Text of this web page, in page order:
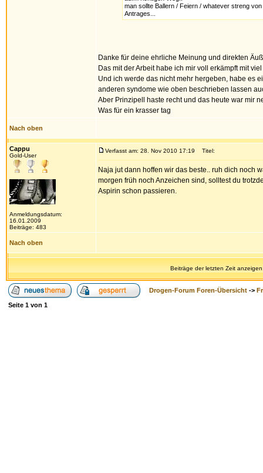
man sollte Ballern / Feiern / whatever streng
Antrages...
Danke für deine ehrliche Meinung und direkten
Das mit der Arbeit habe ich mir voll erkämpft mit
Und ich werde das nicht mehr hergeben, habe es
anderen syndome wie oben beschrieben lassen
Aber Prinzipell haste recht und das heute war mir
Was für ein krasser tag
Nach oben
Cappu
Gold-User
Anmeldungsdatum:
16.01.2009
Beiträge: 483
Verfasst am: 28. Nov 2010 17:19 Titel:
Naja jut dann hoffen wir das beste.. ruh dich noch
morgen früh noch Anzeichen sind, solltest du
Aspirin schon passieren.
Nach oben
Beiträge der letzten Zeit
Drogen-Forum Foren-Übersicht ->
Seite 1 von 1